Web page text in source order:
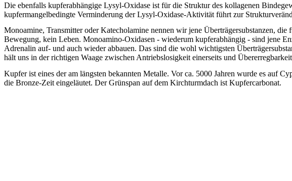
Die ebenfalls kupferabhängige Lysyl-Oxidase ist für die Struktur des kollagenen
kupfermangelbedingte Verminderung der Lysyl-Oxidase-Aktivität führt zur
Monoamine, Transmitter oder Katecholamine nennen wir jene Überträgersubstanzen,
Bewegung, kein Leben. Monoamino-Oxidasen - wiederum kupferabhängig - sind jene
Adrenalin auf- und auch wieder abbauen. Das sind die wohl wichtigsten
hält uns in der richtigen Waage zwischen Antriebslosigkeit einerseits und
Kupfer ist eines der am längsten bekannten Metalle. Vor ca. 5000 Jahren wurde es auf
die Bronze-Zeit eingeläutet. Der Grünspan auf dem Kirchturmdach ist Kupfercarbonat.